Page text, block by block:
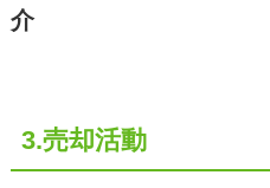
介
3.売却活動